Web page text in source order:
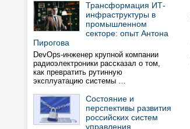
Трансформация ИТ-
инфраструктуры в
промышленном
секторе: опыт Антона
Пирогова
DevOps-инженер крупной компании
радиоэлектроники рассказал о том,
как превратить рутинную
эксплуатацию системы …
Состояние и
перспективы развития
российских систем
управления